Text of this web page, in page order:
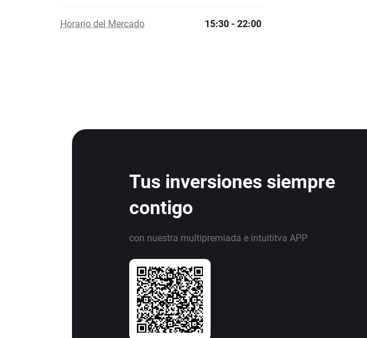
Horario del Mercado 15:30 - 22:00
Tus inversiones siempre
contigo
con nuestra multipremiada e intuititva APP